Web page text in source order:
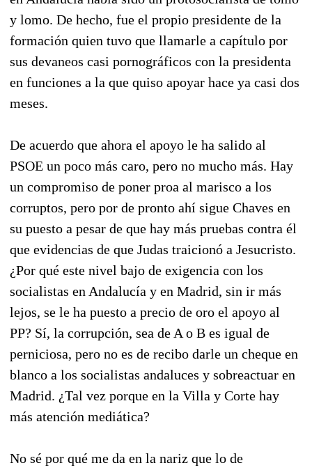
y lomo. De hecho, fue el propio presidente de la
formación quien tuvo que llamarle a capítulo por
sus devaneos casi pornográficos con la presidenta
en funciones a la que quiso apoyar hace ya casi dos
meses.
De acuerdo que ahora el apoyo le ha salido al
PSOE un poco más caro, pero no mucho más. Hay
un compromiso de poner proa al marisco a los
corruptos, pero por de pronto ahí sigue Chaves en
su puesto a pesar de que hay más pruebas contra él
que evidencias de que Judas traicionó a Jesucristo.
¿Por qué este nivel bajo de exigencia con los
socialistas en Andalucía y en Madrid, sin ir más
lejos, se le ha puesto a precio de oro el apoyo al
PP? Sí, la corrupción, sea de A o B es igual de
perniciosa, pero no es de recibo darle un cheque en
blanco a los socialistas andaluces y sobreactuar en
Madrid. ¿Tal vez porque en la Villa y Corte hay
más atención mediática?
No sé por qué me da en la nariz que lo de